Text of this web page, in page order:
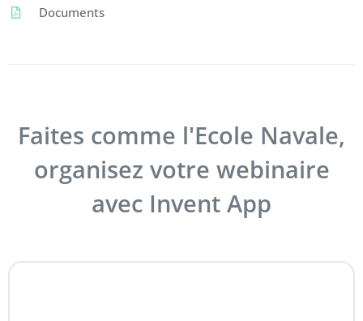
Documents
Faites comme l'Ecole Navale,
organisez votre webinaire
avec Invent App